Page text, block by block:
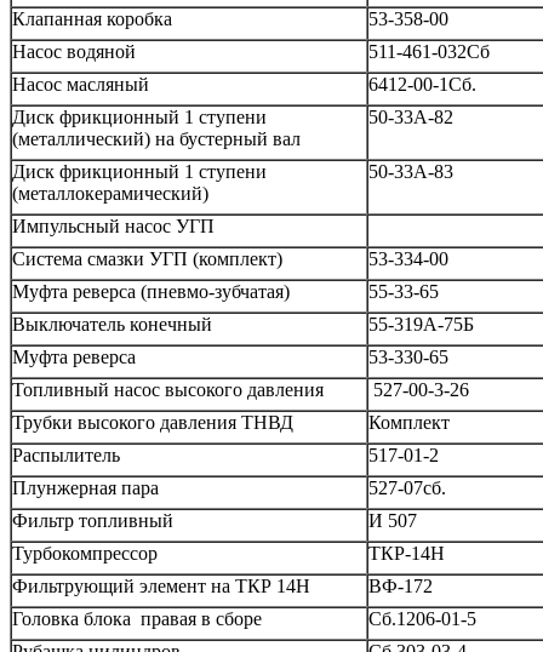
Клапанная коробка
53-358-00
Насос водяной
511-461-032Сб
Насос масляный
6412-00-1Сб.
Диск фрикционный 1 ступени
(металлический) на бустерный вал
50-33А-82
Диск фрикционный 1 ступени
(металлокерамический)
50-33А-83
Импульсный насос УГП
Система смазки УГП (комплект)
53-334-00
Муфта реверса (пневмо-зубчатая)
55-33-65
Выключатель конечный
55-319А-75Б
Муфта реверса
53-330-65
Топливный насос высокого давления
527-00-3-26
Трубки высокого давления ТНВД
Комплект
Распылитель
517-01-2
Плунжерная пара
527-07сб.
Фильтр топливный
И 507
Турбокомпрессор
ТКР-14Н
Фильтрующий элемент на ТКР 14Н
ВФ-172
Головка блока правая в сборе
Сб.1206-01-5